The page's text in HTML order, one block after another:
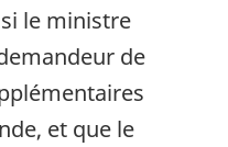
le ministre
de
et que le